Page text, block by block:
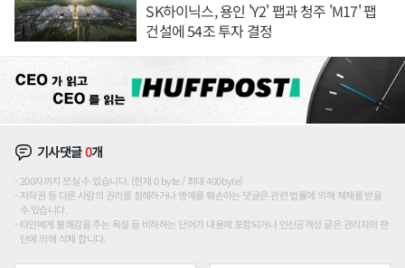
SK하이닉스, 용인 'Y2' 팹과 청주 'M17' 팹
건설에 54조 투자 결정
기사댓글0개
200자까지 쓰실 수 있습니다. (현재 0 byte / 최대 400byte)
저작권 등 다른 사람의 권리를 침해하거나 명예를 훼손하는 댓글은 관련 법률에 의해 제재를 받을
수 있습니다.
타인에게 불쾌감을 주는 욕설 등 비하하는 단어가 내용에 포함되거나 인신공격성 글은 관리자의 판
단에 의해 삭제 합니다.